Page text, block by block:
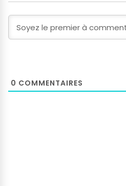
0 COMMENTAIRES